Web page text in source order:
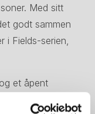
Med sitt
godt sammen
i Fields-serien,
et åpent